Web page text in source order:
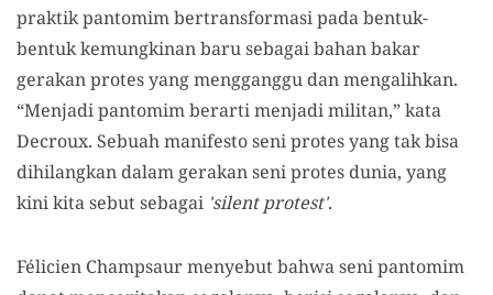
praktik pantomim bertransformasi pada bentuk-
bentuk kemungkinan baru sebagai bahan bakar
gerakan protes yang mengganggu dan mengalihkan.
“Menjadi pantomim berarti menjadi militan,” kata
Decroux. Sebuah manifesto seni protes yang tak bisa
dihilangkan dalam gerakan seni protes dunia, yang
kini kita sebut sebagai 'silent protest'.
Félicien Champsaur menyebut bahwa seni pantomim